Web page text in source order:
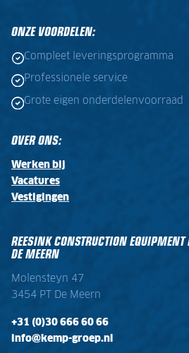
ONZE VOORDELEN:
Compleet leveringsprogramma
Professionele service
Grote eigen onderdelenvoorraad
OVER ONS:
Werken bij
Vacatures
Vestigingen
REESINK CONSTRUCTION
DE MEERN
Molensteyn 47
3454 PT De Meern
+31 (0)30 666 60 66
info@kemp-groep.nl